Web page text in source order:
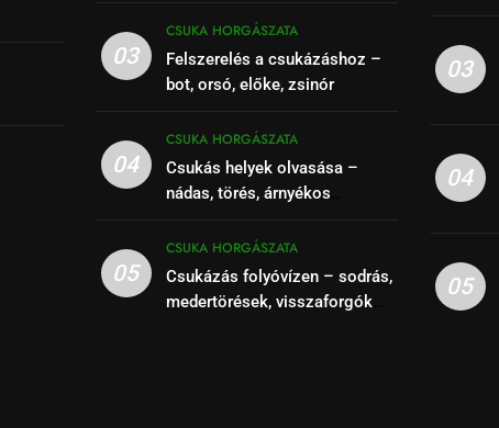
03
CSUKA HORGÁSZATA
Felszerelés a csukázáshoz –
bot, orsó, előke, zsinór
04
CSUKA HORGÁSZATA
Csukás helyek olvasása –
nádas, törés, árnyékos
05
CSUKA HORGÁSZATA
Csukázás folyóvízen – sodrás,
medertörések, visszaforgók
03
04
05